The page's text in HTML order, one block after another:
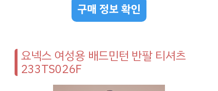
구매 정보 확인
요넥스 여성용 배드민턴 반팔 티셔츠
233TS026F